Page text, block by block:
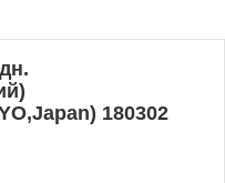
180302